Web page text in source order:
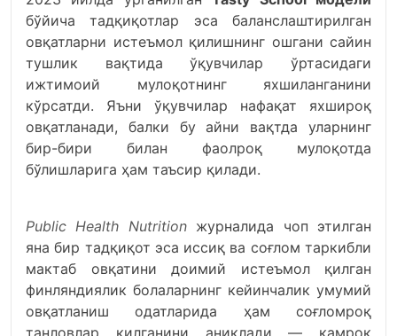
бўйича тадқиқотлар эса баланслаштирилган
овқатларни истеъмол қилишнинг ошгани сайин
тушлик вақтида ўқувчилар ўртасидаги
ижтимоий мулоқотнинг яхшиланганини
кўрсатди. Яъни ўқувчилар нафақат яхшироқ
овқатланади, балки бу айни вақтда уларнинг
бир-бири билан фаолроқ мулоқотда
бўлишларига ҳам таъсир қилади.
Public Health Nutritionжурналида чоп этилган
яна бир тадқиқот эса иссиқ ва соғлом таркибли
мактаб овқатини доимий истеъмол қилган
финляндиялик болаларнинг кейинчалик умумий
овқатланиш одатларида ҳам соғломроқ
танловлар қилганини аниқлади — камроқ